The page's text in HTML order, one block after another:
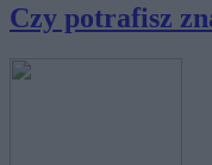
Czy potrafisz